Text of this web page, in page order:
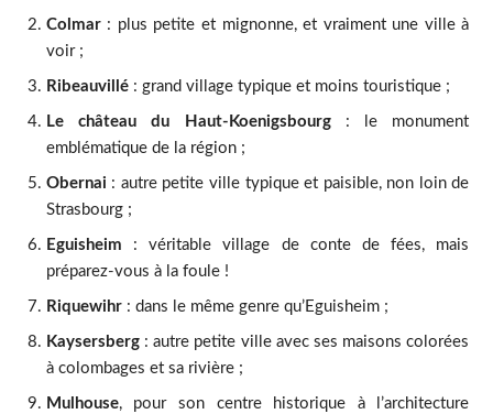
Colmar: plus petite et mignonne, et vraiment une ville à
voir ;
Ribeauvillé: grand village typique et moins touristique ;
Le château du Haut-Koenigsbourg: le monument
emblématique de la région ;
Obernai : autre petite ville typique et paisible, non loin de
Strasbourg ;
Eguisheim : véritable village de conte de fées, mais
préparez-vous à la foule !
Riquewihr: dans le même genre qu’Eguisheim ;
Kaysersberg: autre petite ville avec ses maisons colorées
à colombages et sa rivière ;
Mulhouse, pour son centre historique à l’architecture